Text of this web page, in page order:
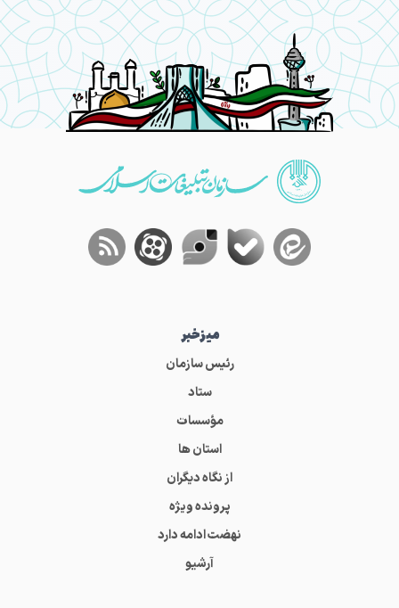
میز‌خبر
رئیس سازمان
ستاد
مؤسسات
استان ها
از نگاه دیگران
پرونده ویژه
نهضت ادامه دارد
آرشیو